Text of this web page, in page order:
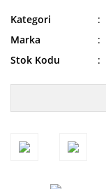
Kategori
Marka
Stok Kodu